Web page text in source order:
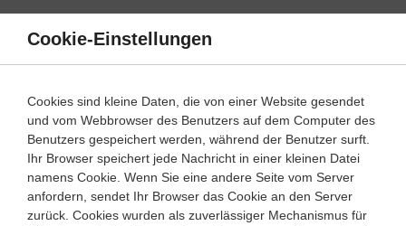
Direkt
Inhalt
Klassenarbeiten und Abiturprüfungen
Klassenarbeit
Dreisatz, Mittelwert, Diagramme (1)
Cookie-Einstellungen
Cookies sind kleine Daten, die von einer Website gesendet
und vom Webbrowser des Benutzers auf dem Computer des
Benutzers gespeichert werden, während der Benutzer surft.
Ihr Browser speichert jede Nachricht in einer kleinen Datei
namens Cookie. Wenn Sie eine andere Seite vom Server
anfordern, sendet Ihr Browser das Cookie an den Server
zurück. Cookies wurden als zuverlässiger Mechanismus für